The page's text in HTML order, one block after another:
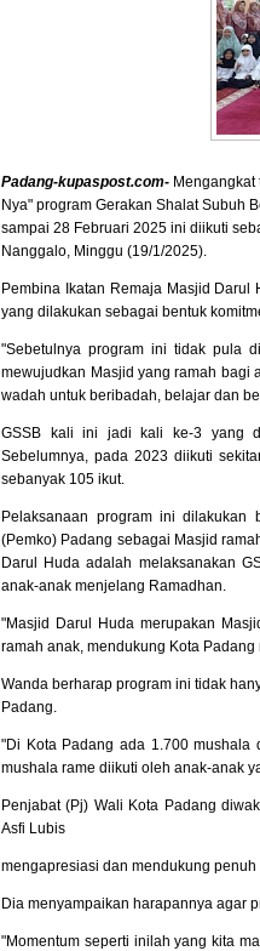
Padang-kupaspost.com- Mengangkat
Nya" program Gerakan Shalat Subuh
sampai 28 Februari 2025 ini diikuti
Nanggalo, Minggu (19/1/2025).
Pembina Ikatan Remaja Masjid
yang dilakukan sebagai bentuk
"Sebetulnya program ini tidak pula
mewujudkan Masjid yang ramah bagi
wadah untuk beribadah, belajar dan
GSSB kali ini jadi kali ke-3 yang
Sebelumnya, pada 2023 diikuti
sebanyak 105 ikut.
Pelaksanaan program ini
(Pemko) Padang sebagai Masjid
Darul Huda adalah melaksanakan
anak-anak menjelang Ramadhan.
"Masjid Darul Huda merupakan
ramah anak, mendukung Kota
Wanda berharap program ini tidak
Padang.
"Di Kota Padang ada 1.700
mushala rame diikuti oleh anak-anak
Penjabat (Pj) Wali Kota Padang
Asfi Lubis
mengapresiasi dan mendukung penuh
Dia menyampaikan harapannya agar
"Momentum seperti inilah yang kita